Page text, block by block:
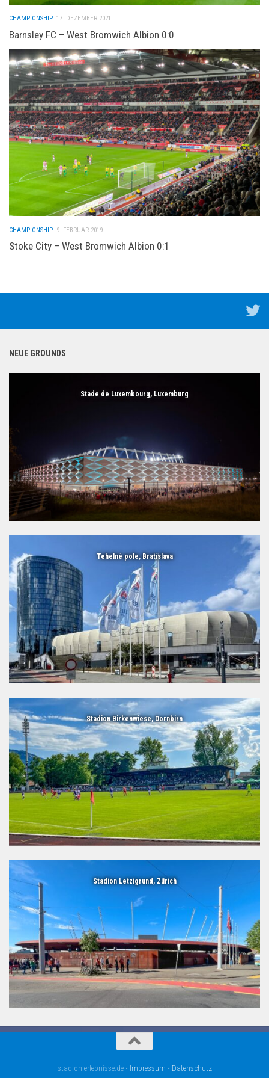
CHAMPIONSHIP 17. DEZEMBER 2021
Barnsley FC – West Bromwich Albion 0:0
CHAMPIONSHIP 9. FEBRUAR 2019
Stoke City – West Bromwich Albion 0:1
NEUE GROUNDS
Stade de Luxembourg, Luxemburg
Tehelné pole, Bratislava
Stadion Birkenwiese, Dornbirn
Stadion Letzigrund, Zürich
stadion-erlebnisse.de • Impressum • Datenschutz